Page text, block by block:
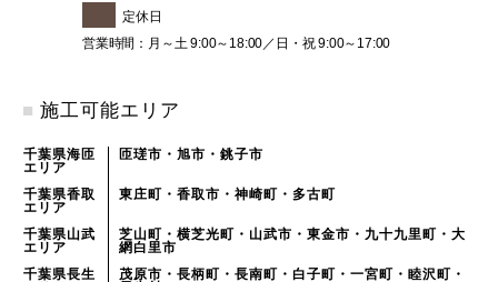
定休日
営業時間：月～土 9:00～18:00／日・祝 9:00～17:00
■ 施工可能エリア
千葉県海匝
エリア
匝瑳市・旭市・銚子市
千葉県香取
エリア
東庄町・香取市・神崎町・多古町
千葉県山武
エリア
芝山町・横芝光町・山武市・東金市・九十九里町・大
網白里市
千葉県長生
茂原市・長柄町・長南町・白子町・一宮町・睦沢町・